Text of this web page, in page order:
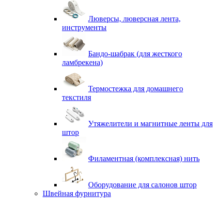
Люверсы, люверсная лента,
инструменты
Бандо-шабрак (для жесткого
ламбрекена)
Термостежка для домашнего
текстиля
Утяжелители и магнитные ленты для
штор
Филаментная (комплексная) нить
Оборудование для салонов штор
Швейная фурнитура